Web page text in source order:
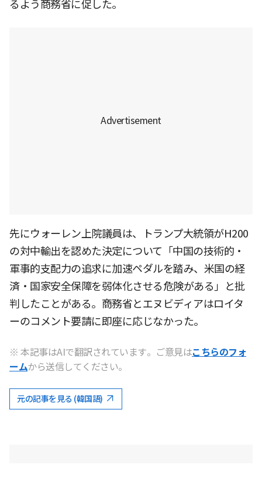
るよう商務省に促した。
先にウォーレン上院議員は、トランプ大統領がH200
の対中輸出を認めた決定について「中国の技術的・
軍事的支配力の追求に加速ペダルを踏み、米国の経
済・国家安全保障を弱体化させる危険がある」と批
判したことがある。商務省とエヌビディアはロイタ
ーのコメント要請に即座に応じなかった。
※ 本記事はAIで翻訳されています。ご意見はこちらのフォ
ームから送信してください。
元の記事を見る (韓国語)